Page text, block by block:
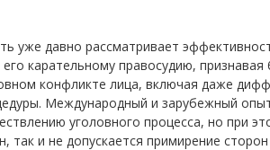
уже давно рассматривает
карательному правосудию,
конфликте лица, включая даже
Международный и зарубежный
уголовного процесса, но при
так и не допускается примирение